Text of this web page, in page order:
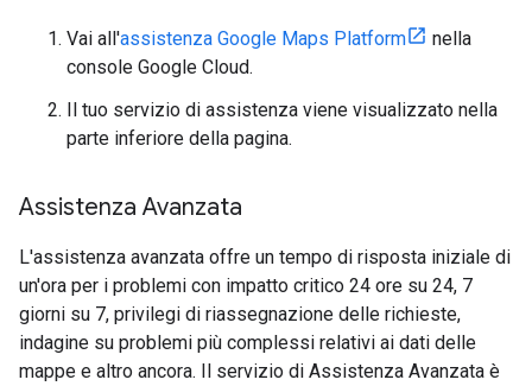
Vai all'assistenza Google Maps Platform
nella
console Google Cloud.
Il tuo servizio di assistenza viene visualizzato nella
parte inferiore della pagina.
Assistenza Avanzata
L'assistenza avanzata offre un tempo di risposta iniziale di
un'ora per i problemi con impatto critico 24 ore su 24, 7
giorni su 7, privilegi di riassegnazione delle richieste,
indagine su problemi più complessi relativi ai dati delle
mappe e altro ancora. Il servizio di Assistenza Avanzata è